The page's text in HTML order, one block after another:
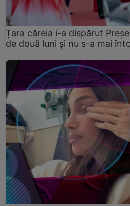
Țara căreia i-a dispărut
de două luni și nu s-a mai